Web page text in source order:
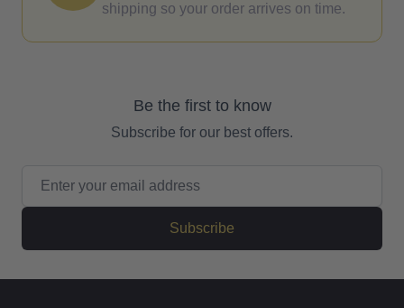
shipping so your order arrives on time.
Be the first to know
Subscribe for our best offers.
Subscribe